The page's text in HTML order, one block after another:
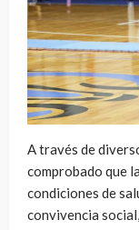
A través de
comprobado que
condiciones de
convivencia